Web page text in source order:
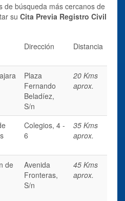
de búsqueda más cercanos de
su Cita Previa Registro Civil
Dirección Distancia
Plaza
Fernando
Beladíez,
S/n
20 Kms
aprox.
Colegios, 4 -
6
35 Kms
aprox.
de
Avenida
Fronteras,
S/n
45 Kms
aprox.